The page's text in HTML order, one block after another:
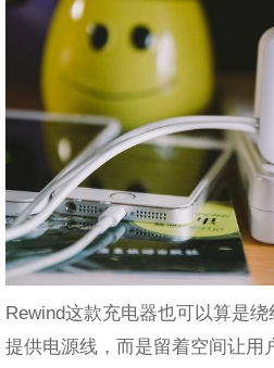
Rewind这款充电器也可以算是
提供电源线，而是留着空间让用